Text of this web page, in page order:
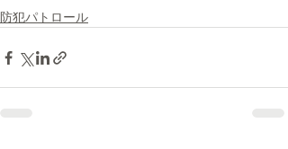
防犯パトロール